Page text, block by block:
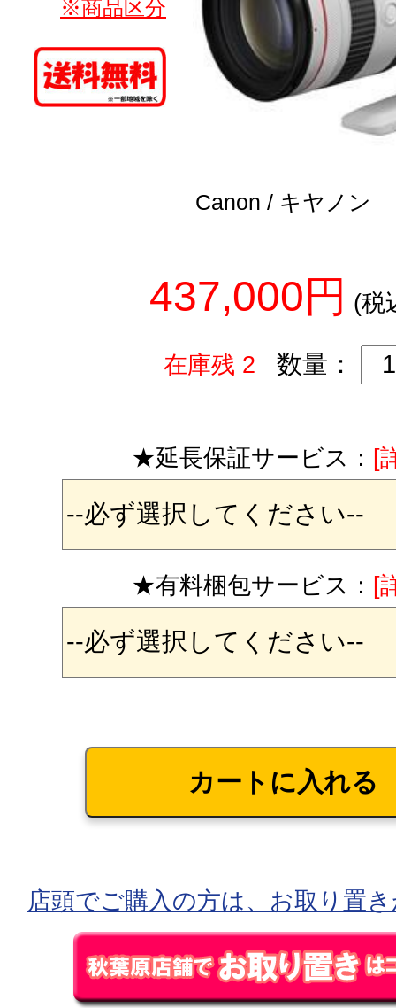
※商品区分
Canon / キヤノン
437,000円 (税
在庫残 2 数量：
★延長保証サービス： [
★有料梱包サービス： [
店頭でご購入の方は、お取り置